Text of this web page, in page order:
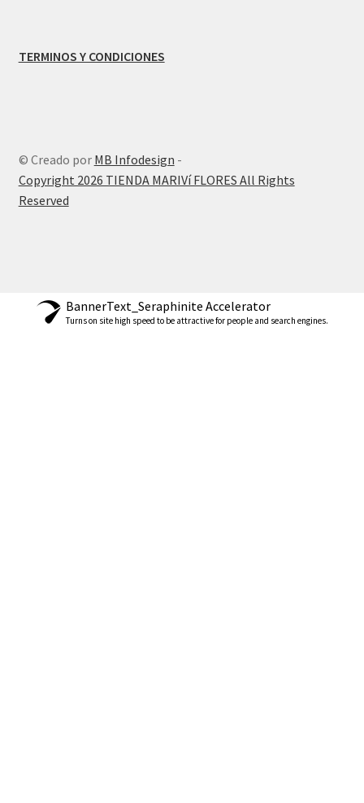
TERMINOS Y CONDICIONES
© Creado por MB Infodesign -
Copyright 2026 TIENDA MARIVí FLORES All Rights
Reserved
BannerText_Seraphinite Accelerator
Turns on site high speed to be attractive for people and search engines.